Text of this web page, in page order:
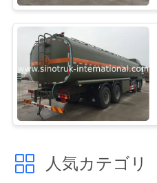
だ
い
引
を
人気カテゴリ